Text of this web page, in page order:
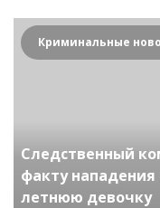
Следственный
факту нападения
летнюю девочку